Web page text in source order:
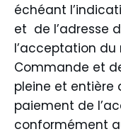
échéant
et de l’adresse
l’acceptation
Commande et
pleine et entière
paiement de
conformément